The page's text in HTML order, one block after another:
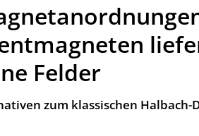
Felder
zum klassischen